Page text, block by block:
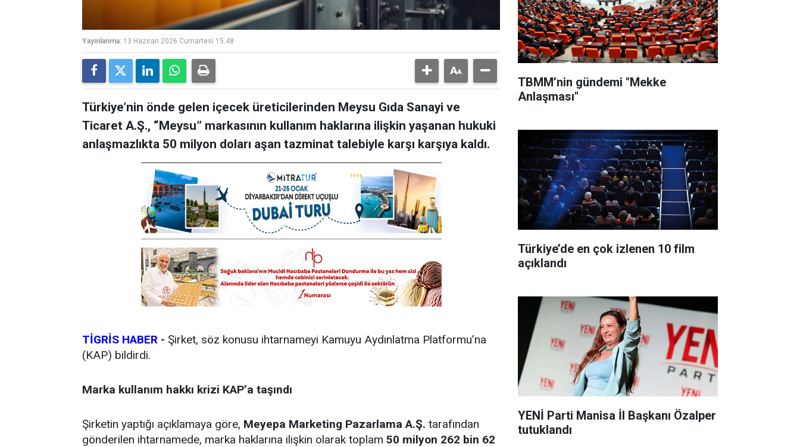
Yayınlanma: 13 Haziran 2026 Cumartesi 15:48
Türkiye’nin önde gelen içecek üreticilerinden Meysu Gıda Sanayi ve
Ticaret A.Ş., “Meysu” markasının kullanım haklarına ilişkin yaşanan hukuki
anlaşmazlıkta 50 milyon doları aşan tazminat talebiyle karşı karşıya kaldı.
TİGRİS HABER - Şirket, söz konusu ihtarnameyi Kamuyu Aydınlatma Platformu’na
(KAP) bildirdi.
Marka kullanım hakkı krizi KAP’a taşındı
Şirketin yaptığı açıklamaya göre, Meyepa Marketing Pazarlama A.Ş. tarafından
gönderilen ihtarnamede, marka haklarına ilişkin olarak toplam 50 milyon 262 bin 62
TBMM’nin gündemi "Mekke
Anlaşması"
Türkiye’de en çok izlenen 10 film
açıklandı
YENİ Parti Manisa İl Başkanı Özalper
tutuklandı